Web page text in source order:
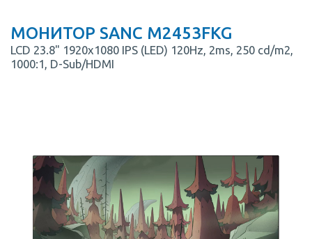
МОНИТОР SANC M2453FKG
LCD 23.8" 1920x1080 IPS (LED) 120Hz, 2ms, 250 cd/m2,
1000:1, D-Sub/HDMI